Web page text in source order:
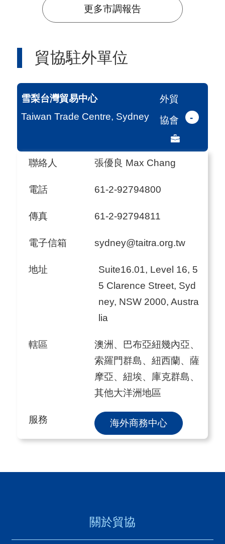
更多市調報告
貿協駐外單位
雪梨台灣貿易中心
Taiwan Trade Centre, Sydney
外貿
協會
-
聯絡人 張優良 Max Chang
電話 61-2-92794800
傳真 61-2-92794811
電子信箱 sydney@taitra.org.tw
地址
Suite16.01, Level 16, 5
5 Clarence Street, Syd
ney, NSW 2000, Austra
lia
轄區
澳洲、巴布亞紐幾內亞、
索羅門群島、紐西蘭、薩
摩亞、紐埃、庫克群島、
其他大洋洲地區
服務 海外商務中心
關於貿協